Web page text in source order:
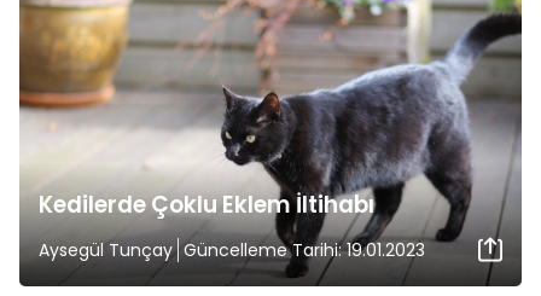
Kedilerde Çoklu Eklem İltihabı
Aysegül Tunçay Güncelleme Tarihi: 19.01.2023